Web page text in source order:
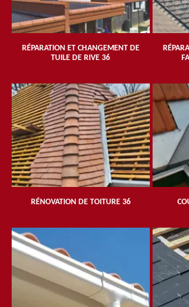
RÉPARATION ET CHANGEMENT DE
TUILE DE RIVE 36
RÉNOVATION DE TOITURE 36